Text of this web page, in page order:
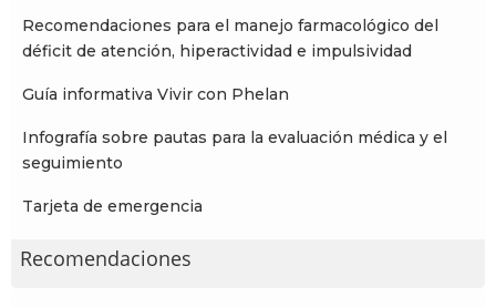
Recomendaciones para el manejo farmacológico del
déficit de atención, hiperactividad e impulsividad
Guía informativa Vivir con Phelan
Infografía sobre pautas para la evaluación médica y el
seguimiento
Tarjeta de emergencia
Recomendaciones